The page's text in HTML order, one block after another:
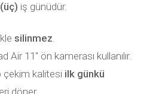
iş günüdür.
silinmez.
Air 11″ ön kamerası kullanılır.
çekim kalitesi ilk günkü
döner.